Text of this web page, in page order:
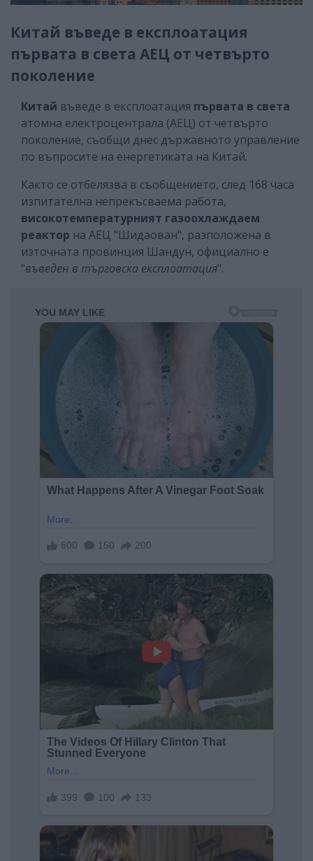
Китай въведе в експлоатация
първата в света АЕЦ от четвърто
поколение
Китай въведе в експлоатация първата в света
атомна електроцентрала (АЕЦ) от четвърто
поколение, съобщи днес държавното управление
по въпросите на енергетиката на Китай.
Както се отбелязва в съобщението, след 168 часа
изпитателна непрекъсваема работа,
високотемпературният газоохлаждаем
реактор на АЕЦ "Шидаован", разположена в
източната провинция Шандун, официално е
"въведен в търговска експлоатация".